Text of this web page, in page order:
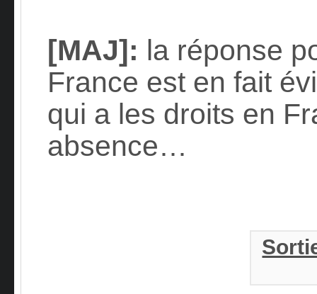
[MAJ]: la réponse
France est en fait
qui a les droits en
absence…